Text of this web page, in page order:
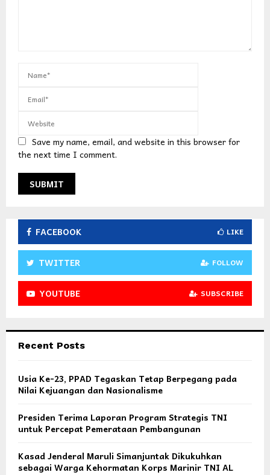
Save my name, email, and website in this browser for
the next time I comment.
FACEBOOK LIKE
TWITTER FOLLOW
YOUTUBE SUBSCRIBE
Recent Posts
Usia Ke-23, PPAD Tegaskan Tetap Berpegang pada
Nilai Kejuangan dan Nasionalisme
Presiden Terima Laporan Program Strategis TNI
untuk Percepat Pemerataan Pembangunan
Kasad Jenderal Maruli Simanjuntak Dikukuhkan
sebagai Warga Kehormatan Korps Marinir TNI AL